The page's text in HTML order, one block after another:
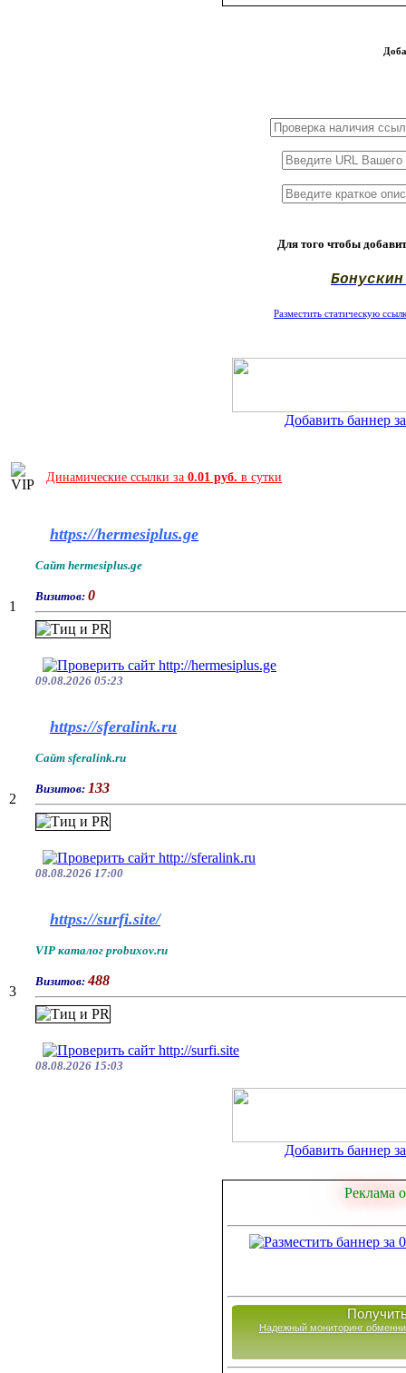
Для того чтобы
Разместить статическую
Добавить баннер
Динамические ссылки за 0.01 руб. в сутки
1
https://hermesiplus.ge
Сайт hermesiplus.ge
Визитов: 0
09.08.2026 05:23
2
https://sferalink.ru
Сайт sferalink.ru
Визитов: 133
08.08.2026 17:00
3
https://surfi.site/
VIP каталог probuxov.ru
Визитов: 488
08.08.2026 15:03
Добавить баннер
Реклама
Надежный мониторинг